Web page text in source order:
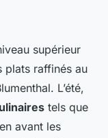
supérieur
plats raffinés au
L’été,
tels que
avant les